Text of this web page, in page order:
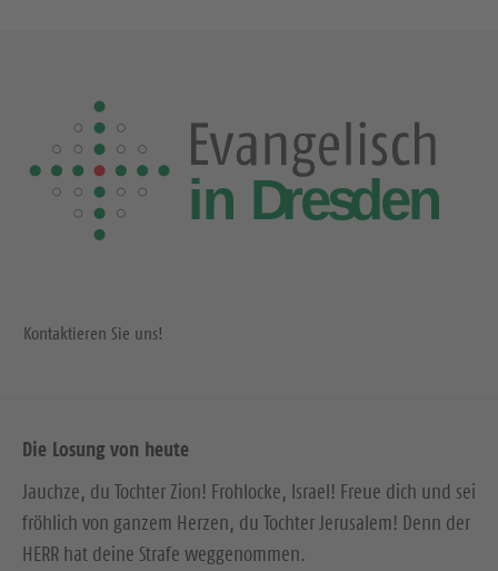
e
i
t
e
e
i
Kontaktieren Sie uns!
Die Losung von heute
Jauchze, du Tochter Zion! Frohlocke, Israel! Freue dich und sei
fröhlich von ganzem Herzen, du Tochter Jerusalem! Denn der
HERR hat deine Strafe weggenommen.